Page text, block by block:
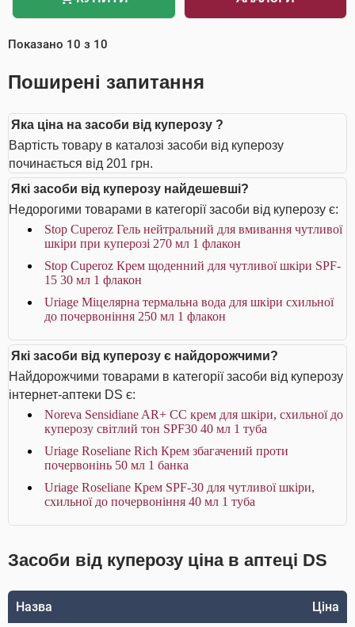
Показано 10 з 10
Поширені запитання
Яка ціна на засоби від куперозу ?
Вартість товару в каталозі засоби від куперозу
починається від 201 грн.
Які засоби від куперозу найдешевші?
Недорогими товарами в категорії засоби від куперозу є:
Stop Cuperoz Гель нейтральний для вмивання чутливої
шкіри при куперозі 270 мл 1 флакон
Stop Cuperoz Крем щоденний для чутливої шкіри SPF-
15 30 мл 1 флакон
Uriage Міцелярна термальна вода для шкіри схильної
до почервоніння 250 мл 1 флакон
Які засоби від куперозу є найдорожчими?
Найдорожчими товарами в категорії засоби від куперозу
інтернет-аптеки DS є:
Noreva Sensidiane AR+ СС крем для шкіри, схильної до
куперозу світлий тон SPF30 40 мл 1 туба
Uriage Roseliane Rich Крем збагачений проти
почервонінь 50 мл 1 банка
Uriage Roseliane Крем SPF-30 для чутливої шкіри,
схильної до почервоніння 40 мл 1 туба
Засоби від куперозу ціна в аптеці DS
Назва Ціна